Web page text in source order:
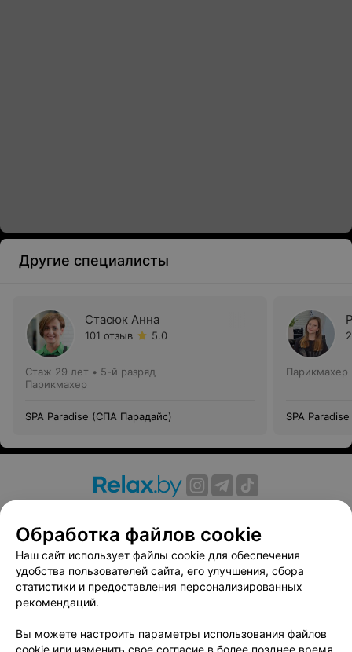
Другие специалисты
Стасюк Анна
101 отзыв 5.0
Стаж 29 лет • 5-й разряд
Парикмахер
SPA Paradise (СПА Парадайс)
Парикмахер
SPA
Вакансии
Публичный договор
Способы оплаты
Публичный договор по использованию сервиса
«Афиша»
Пользовательское соглашение
Связаться по вопросам сотрудничества
Обработка файлов cookie
Наш сайт использует файлы cookie для обеспечения
удобства пользователей сайта, его улучшения, сбора
статистики и предоставления персонализированных
рекомендаций.
Вы можете настроить параметры использования файлов
cookie или изменить свое согласие в более позднее время.